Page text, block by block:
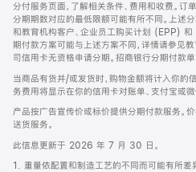
分付服务页面，了解相关条件、费用和收费。订
分期期数对应的最低限额可能有所不同。上述
和教育机构客户、企业员工购买计划 (EPP)
期付款方案可能与上述方案不同，详情请参见
司信用卡无资格申请分期。招商银行分期付款
当商品有货并/或发货时，购物金额将计入你的
务费用将显示在你的信用卡对账单、支付宝或微
产品按广告宣传价或标价提供分期付款服务。
送货服务。
此信息更新于 2026 年 7 月 30 日。
1. 重量依配置和制造工艺的不同而可能有所差